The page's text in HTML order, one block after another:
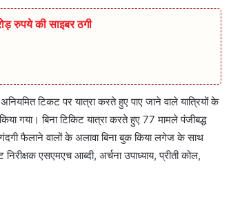
रुपये की साइबर ठगी
टिकट पर यात्रा करते हुए पाए जाने वाले यात्रियों के
गया। बिना टिकिट यात्रा करते हुए 77 मामले पंजीबद्ध
फैलाने वालों के अलावा बिना बुक किया लगेज के साथ
एसएमएच आब्दी, अर्चना उपाध्याय, प्रीती कोल,